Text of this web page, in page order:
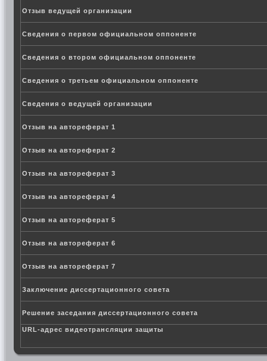
Отзыв ведущей организации
Сведения о первом официальном оппоненте
Сведения о втором официальном оппоненте
Сведения о третьем официальном оппоненте
Сведения о ведущей организации
Отзыв на автореферат 1
Отзыв на автореферат 2
Отзыв на автореферат 3
Отзыв на автореферат 4
Отзыв на автореферат 5
Отзыв на автореферат 6
Отзыв на автореферат 7
Заключение диссертационного совета
Решение заседания диссертационного совета
URL-адрес видеотрансляции защиты